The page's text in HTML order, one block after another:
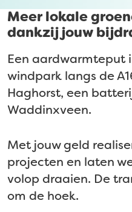
Meer lokale
dankzij jouw
Een aardwarmteput
windpark langs de
Haghorst, een
Waddinxveen.
Met jouw geld
projecten en laten
volop draaien. De
om de hoek.